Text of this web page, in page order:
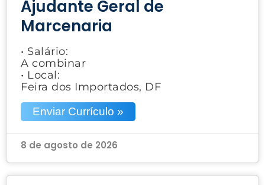
Ajudante Geral de
Marcenaria
• Salário:
A combinar
• Local:
Feira dos Importados, DF
Enviar Currículo »
8 de agosto de 2026